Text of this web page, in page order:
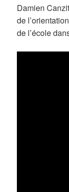
Damien
de
de l’école